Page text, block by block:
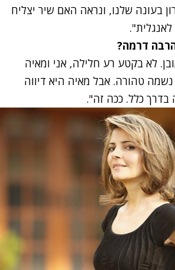
בעונה שלנו, ונראה האם שיר יצליח
דרמה?
לא בקטע רע חלילה, אני ומאיה
נשמה טהורה. אבל מאיה היא דיווה
בדרך כלל. ככה זה".